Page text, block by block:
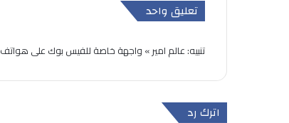
تعليق واحد
تنبيه:عالم امير » واجهة خاصة للفيس بوك على هواتف htc
اترك رد